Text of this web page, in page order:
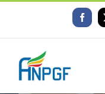
content